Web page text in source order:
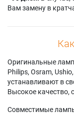
Вам замену в
Оригинальные
Philips, Osram,
устанавливают в
Высокое качество,
Совместимые